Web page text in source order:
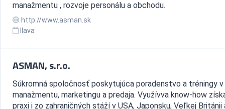
manažmentu , rozvoje personálu a obchodu.
http://www.asman.sk
Ilava
ASMAN, s.r.o.
Súkromná spoločnosť poskytujúca poradenstvo a tréningy
manažmentu, marketingu a predaja. Využívva know-how
praxi i zo zahraničných stáží v USA, Japonsku, Veľkej Británii